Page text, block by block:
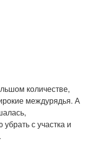
количестве,
междурядья. А
с участка и